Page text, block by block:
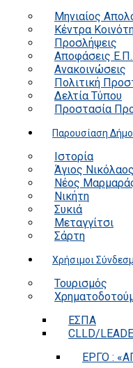
Μηνιαίος
Κέντρα
Προσλήψεις
Αποφάσεις
Ανακοινώσεις
Πολιτική
Δελτία Τύπου
Προστασία
Παρουσίαση
Ιστορία
Άγιος Νικόλαος
Νέος
Νικήτη
Συκιά
Μεταγγίτσι
Σάρτη
Χρήσιμοι
Τουρισμός
ΕΣΠΑ
CLLD/
ΕΡΓΟ :